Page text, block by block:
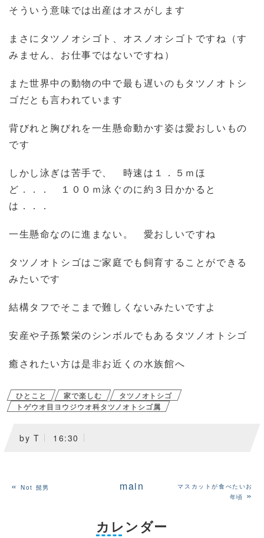
そういう意味では出産はオスがします
まさにタツノオシゴト、オスノオシゴトですね（す
みません、お仕事ではないですね）
また世界中の動物の中で最も遅いのもタツノオトシ
ゴだとも言われています
背びれと胸びれを一生懸命動かす姿は愛おしいもの
です
しかし泳ぎは苦手で、 時速は１．５ｍほ
ど．．． １００ｍ泳ぐのに約３日かかると
は．．．
一生懸命なのに進まない。 愛おしいですね
タツノオトシゴはご家庭でも飼育することができる
みたいです
結構タフでそこまで難しくないみたいですよ
安産や子孫繁栄のシンボルでもあるタツノオトシゴ
癒されたい方は是非お近くの水族館へ
ひとこと 家で楽しむ
タツノオトシゴ
トゲウオ目ヨウジウオ科タツノオトシゴ属
by T 16:30
«Not 髭男 main
マスカットが食べたいお
年頃 »
カレンダー